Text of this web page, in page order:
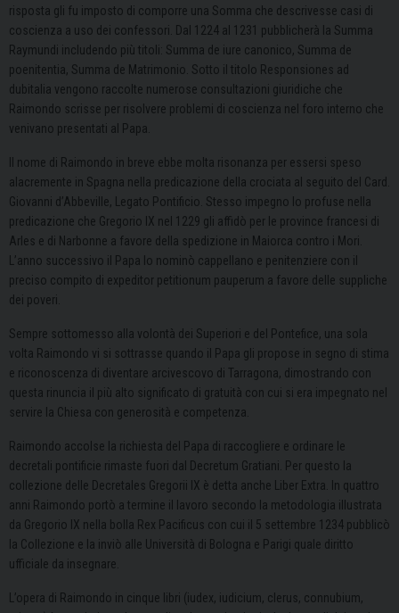
risposta gli fu imposto di comporre una Somma che descrivesse casi di
coscienza a uso dei confessori. Dal 1224 al 1231 pubblicherà la Summa
Raymundi includendo più titoli: Summa de iure canonico, Summa de
poenitentia, Summa de Matrimonio. Sotto il titolo Responsiones ad
dubitalia vengono raccolte numerose consultazioni giuridiche che
Raimondo scrisse per risolvere problemi di coscienza nel foro interno che
venivano presentati al Papa.
Il nome di Raimondo in breve ebbe molta risonanza per essersi speso
alacremente in Spagna nella predicazione della crociata al seguito del Card.
Giovanni d’Abbeville, Legato Pontificio. Stesso impegno lo profuse nella
predicazione che Gregorio IX nel 1229 gli affidò per le province francesi di
Arles e di Narbonne a favore della spedizione in Maiorca contro i Mori.
L’anno successivo il Papa lo nominò cappellano e penitenziere con il
preciso compito di expeditor petitionum pauperum a favore delle suppliche
dei poveri.
Sempre sottomesso alla volontà dei Superiori e del Pontefice, una sola
volta Raimondo vi si sottrasse quando il Papa gli propose in segno di stima
e riconoscenza di diventare arcivescovo di Tarragona, dimostrando con
questa rinuncia il più alto significato di gratuità con cui si era impegnato nel
servire la Chiesa con generosità e competenza.
Raimondo accolse la richiesta del Papa di raccogliere e ordinare le
decretali pontificie rimaste fuori dal Decretum Gratiani. Per questo la
collezione delle Decretales Gregorii IX è detta anche Liber Extra. In quattro
anni Raimondo portò a termine il lavoro secondo la metodologia illustrata
da Gregorio IX nella bolla Rex Pacificus con cui il 5 settembre 1234 pubblicò
la Collezione e la inviò alle Università di Bologna e Parigi quale diritto
ufficiale da insegnare.
L’opera di Raimondo in cinque libri (iudex, iudicium, clerus, connubium,